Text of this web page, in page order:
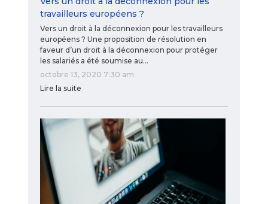
travailleurs européens ?
Vers un droit à la déconnexion pour les travailleurs
européens ? Une proposition de résolution en
faveur d’un droit à la déconnexion pour protéger
les salariés a été soumise au…
octobre 13, 2020 7:30 am
Lire la suite